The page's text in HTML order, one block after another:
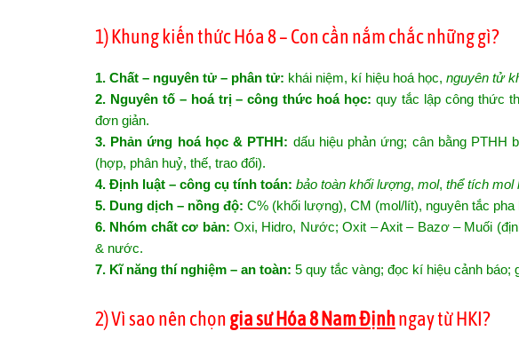
1) Khung kiến thức Hóa 8 – Con cần nắm chắc những gì?
1. Chất – nguyên tử – phân tử: khái niệm, kí hiệu hoá học, nguyên tử
2. Nguyên tố – hoá trị – công thức hoá học: quy tắc lập công thức
đơn giản.
3. Phản ứng hoá học & PTHH: dấu hiệu phản ứng; cân bằng PTHH
(hợp, phân huỷ, thế, trao đổi).
4. Định luật – công cụ tính toán: bảo toàn khối lượng, mol, thể tích mol
5. Dung dịch – nồng độ: C% (khối lượng), CM (mol/lít), nguyên tắc
6. Nhóm chất cơ bản: Oxi, Hidro, Nước; Oxit – Axit – Bazơ – Muối
& nước.
7. Kĩ năng thí nghiệm – an toàn: 5 quy tắc vàng; đọc kí hiệu cảnh báo;
2) Vì sao nên chọngia sư Hóa 8 Nam Địnhngay từ HKI?